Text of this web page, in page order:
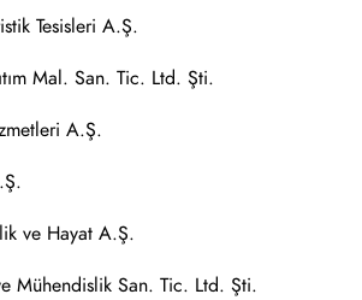
Tesisleri A.Ş.
Mal. San. Tic. Ltd. Şti.
A.Ş.
ve Hayat A.Ş.
Mühendislik San. Tic. Ltd. Şti.